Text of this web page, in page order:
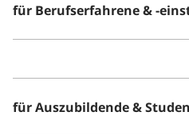
für Berufserfahrene & -
für Auszubildende &